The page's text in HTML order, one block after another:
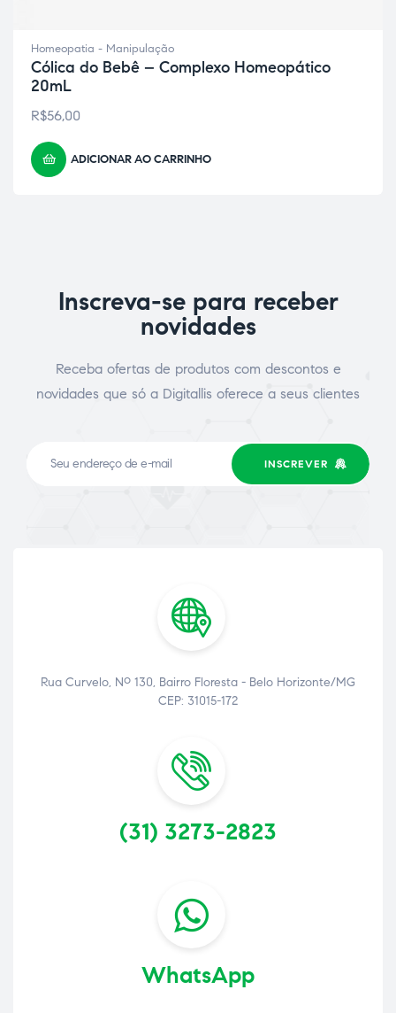
Homeopatia - Manipulação
Cólica do Bebê – Complexo Homeopático
20mL
R$56,00
ADICIONAR AO CARRINHO
Inscreva-se para receber
novidades
Receba ofertas de produtos com descontos e
novidades que só a Digitallis oferece a seus clientes
INSCREVER
Rua Curvelo, Nº 130, Bairro Floresta - Belo Horizonte/MG
CEP: 31015-172
(31) 3273-2823
WhatsApp